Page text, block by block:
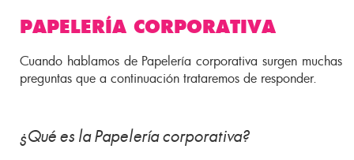
PAPELERÍA CORPORATIVA
Cuando hablamos de Papelería corporativa surgen muchas
preguntas que a continuación trataremos de responder.
¿Qué es la Papelería corporativa?